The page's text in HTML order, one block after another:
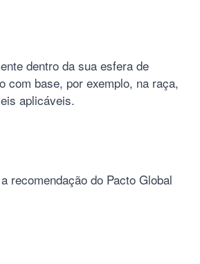
dentro da sua esfera de
com base, por exemplo, na raça,
aplicáveis.
recomendação do Pacto Global